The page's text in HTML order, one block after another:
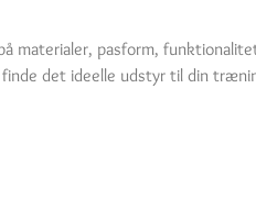
pasform,
det ideelle udstyr til din